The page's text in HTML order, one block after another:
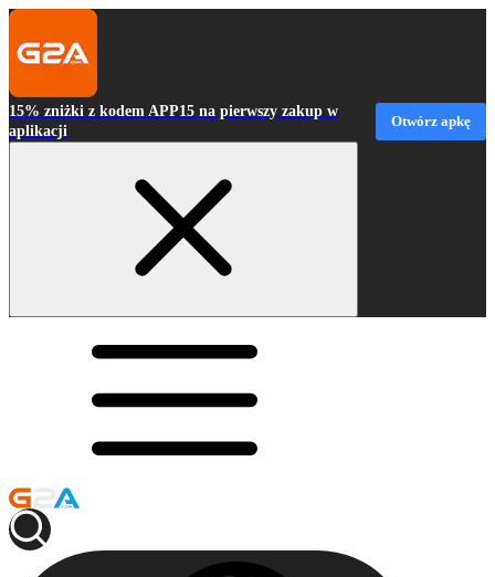
15% zniżki z kodem APP15 na pierwszy zakup w
aplikacji
Otwórz apkę